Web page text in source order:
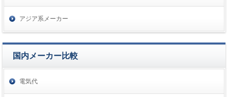
アジア系メーカー
国内メーカー比較
電気代